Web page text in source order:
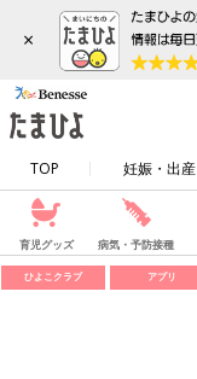
×
TOP 妊娠・出産
育児グッズ 病気・予防接種
ひよこクラブ アプリ